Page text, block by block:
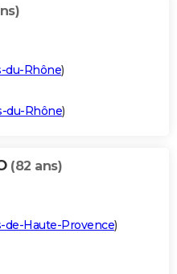
du-Rhône)
du-Rhône)
(82 ans)
de-Haute-Provence)